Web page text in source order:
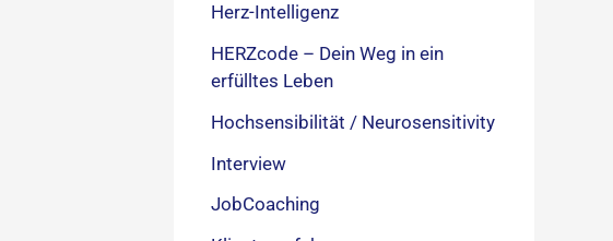
Herz-Intelligenz
HERZcode – Dein Weg in ein
erfülltes Leben
Hochsensibilität / Neurosensitivity
Interview
JobCoaching